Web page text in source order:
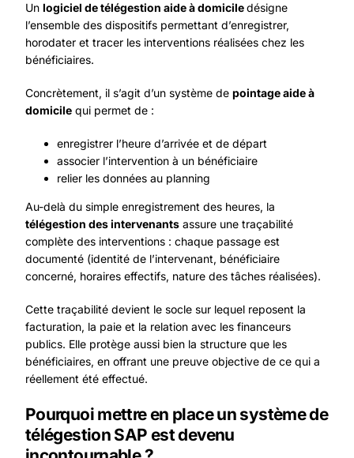
Un logiciel de télégestion aide à domiciledésigne
l’ensemble des dispositifs permettant d’enregistrer,
horodater et tracer les interventions réalisées chez les
bénéficiaires.
Concrètement, il s’agit d’un système de pointage aide à
domicilequi permet de :
enregistrer l’heure d’arrivée et de départ
associer l’intervention à un bénéficiaire
relier les données au planning
Au-delà du simple enregistrement des heures, la
télégestion des intervenantsassure une traçabilité
complète des interventions : chaque passage est
documenté (identité de l’intervenant, bénéficiaire
concerné, horaires effectifs, nature des tâches réalisées).
Cette traçabilité devient le socle sur lequel reposent la
facturation, la paie et la relation avec les financeurs
publics. Elle protège aussi bien la structure que les
bénéficiaires, en offrant une preuve objective de ce qui a
réellement été effectué.
Pourquoi mettre en place un système de
télégestion SAP est devenu